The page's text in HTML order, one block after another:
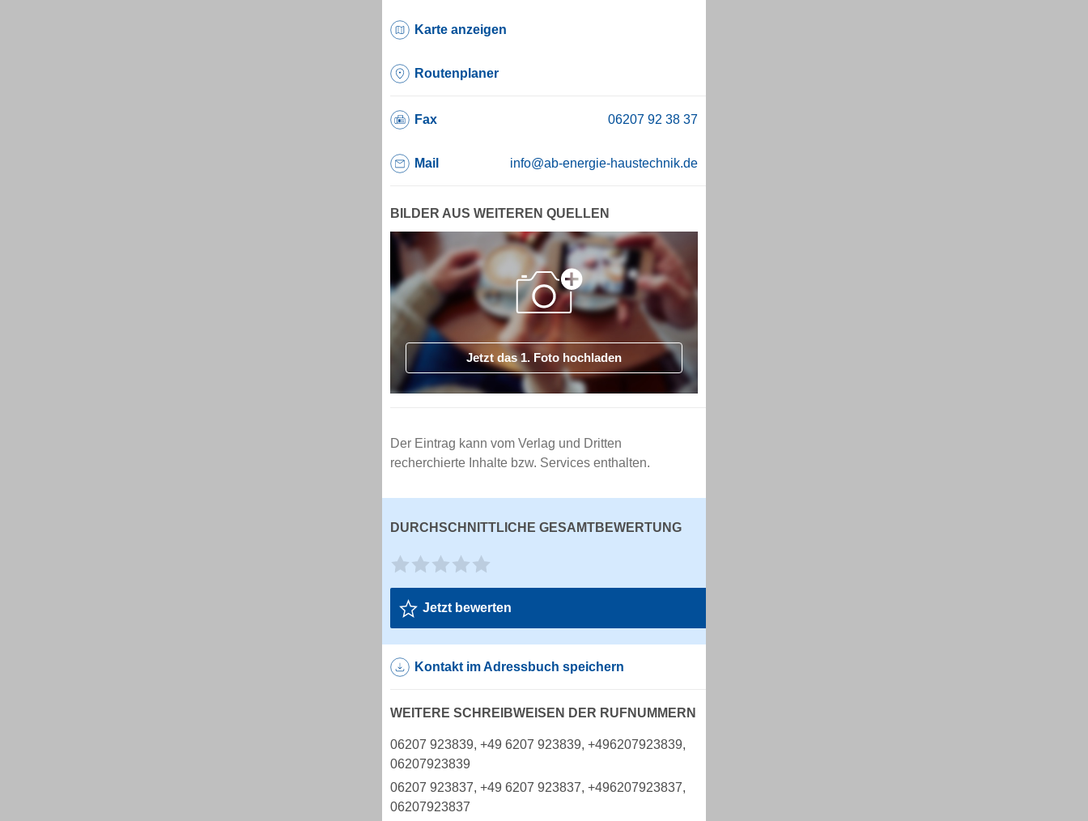
Karte anzeigen
Routenplaner
Fax
Mail info@ab-energie-haustechnik.de
BILDER AUS WEITEREN QUELLEN
Jetzt das 1. Foto hochladen
Der Eintrag kann vom Verlag und Dritten
recherchierte Inhalte bzw. Services enthalten.
DURCHSCHNITTLICHE GESAMTBEWERTUNG
Jetzt bewerten
Kontakt im Adressbuch speichern
WEITERE SCHREIBWEISEN DER RUFNUMMERN
06207 923839, +49 6207 923839, +496207923839,
06207923839
06207 923837, +49 6207 923837, +496207923837,
06207923837